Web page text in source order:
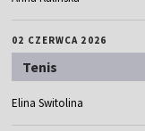
02 CZERWCA 2026
Tenis
Elina Switolina